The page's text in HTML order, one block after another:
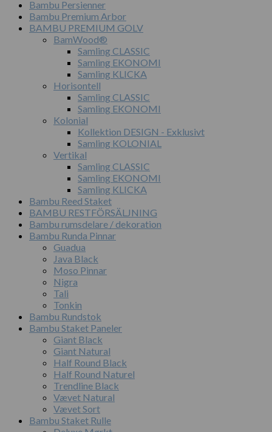
Bambu Persienner
Bambu Premium Arbor
BAMBU PREMIUM GOLV
BamWood®
Samling CLASSIC
Samling EKONOMI
Samling KLICKA
Horisontell
Samling CLASSIC
Samling EKONOMI
Kolonial
Kollektion DESIGN - Exklusivt
Samling KOLONIAL
Vertikal
Samling CLASSIC
Samling EKONOMI
Samling KLICKA
Bambu Reed Staket
BAMBU RESTFÖRSÄLJNING
Bambu rumsdelare / dekoration
Bambu Runda Pinnar
Guadua
Java Black
Moso Pinnar
Nigra
Tali
Tonkin
Bambu Rundstok
Bambu Staket Paneler
Giant Black
Giant Natural
Half Round Black
Half Round Naturel
Trendline Black
Vævet Natural
Vævet Sort
Bambu Staket Rulle